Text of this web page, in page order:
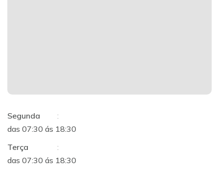
Segunda
:
das 07:30 ás 18:30
Terça
:
das 07:30 ás 18:30